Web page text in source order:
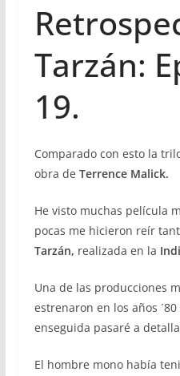
Tarzán:
19.
Comparado con esto la
obra de Terrence Malick.
He visto muchas película
pocas me hicieron reír
Tarzán, realizada en la
Una de las producciones
estrenaron en los años
enseguida pasaré a
El hombre mono había